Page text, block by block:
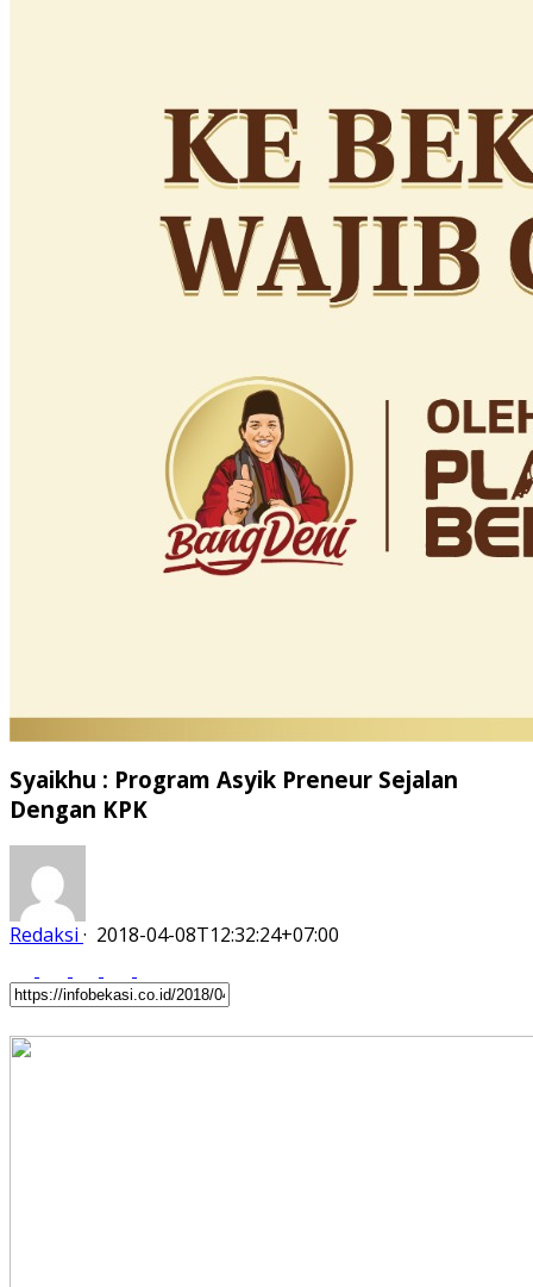
Syaikhu : Program Asyik Preneur Sejalan
Dengan KPK
Redaksi · 2018-04-08T12:32:24+07:00